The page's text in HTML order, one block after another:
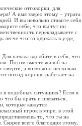
отговорки, для
А имя зверю этому – утрата
И вы невольно ставите себя
себе, что вы тут ни
перекладываете с
легче что то держать в узде,
начала вдолбите в себя, что
Потом вместе жалоб на
а возможно несколько
поход хорошо работает на
в подобных ситуациях? Если я
бы орать и плеваться,
которые кажутся
игрок в мире, в этой
то, что ты на
всего благодаря этому,